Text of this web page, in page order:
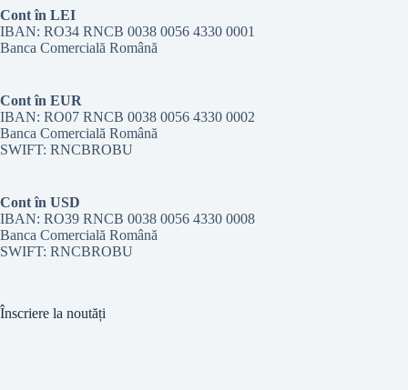
Cont în LEI
IBAN: RO34 RNCB 0038 0056 4330 0001
Banca Comercială Română
Cont în EUR
IBAN: RO07 RNCB 0038 0056 4330 0002
Banca Comercială Română
SWIFT: RNCBROBU
Cont în USD
IBAN: RO39 RNCB 0038 0056 4330 0008
Banca Comercială Română
SWIFT: RNCBROBU
Înscriere la noutăți